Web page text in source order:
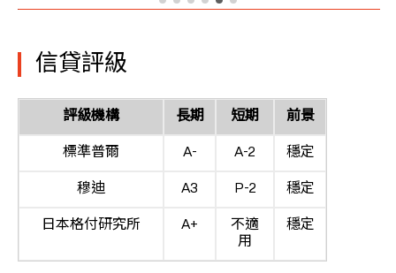
信貸評級
評級機構 長期 短期 前景
標準普爾 A- A-2 穩定
穆迪 A3 P-2 穩定
日本格付研究所 A+
不適
用
穩定